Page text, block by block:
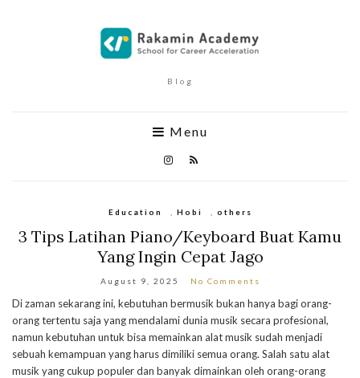
Blog
Menu
Education Hobi others
3 Tips Latihan Piano/Keyboard Buat Kamu
Yang Ingin Cepat Jago
August 9, 2025 No Comments
Di zaman sekarang ini, kebutuhan bermusik bukan hanya bagi orang-
orang tertentu saja yang mendalami dunia musik secara profesional,
namun kebutuhan untuk bisa memainkan alat musik sudah menjadi
sebuah kemampuan yang harus dimiliki semua orang. Salah satu alat
musik yang cukup populer dan banyak dimainkan oleh orang-orang